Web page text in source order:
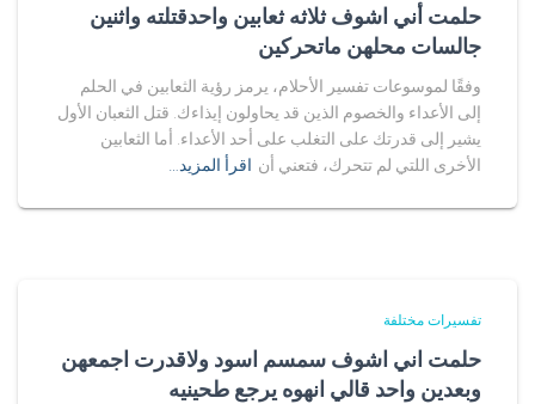
حلمت أني اشوف ثلاثه ثعابين واحدقتلته واثنين
جالسات محلهن ماتحركين
وفقًا لموسوعات تفسير الأحلام، يرمز رؤية الثعابين في الحلم
إلى الأعداء والخصوم الذين قد يحاولون إيذاءك. قتل الثعبان الأول
يشير إلى قدرتك على التغلب على أحد الأعداء. أما الثعابين
الأخرى اللتي لم تتحرك، فتعني أن اقرأ المزيد…
تفسيرات مختلفة
حلمت اني اشوف سمسم اسود ولاقدرت اجمعهن
وبعدين واحد قالي انهوه يرجع طحينيه